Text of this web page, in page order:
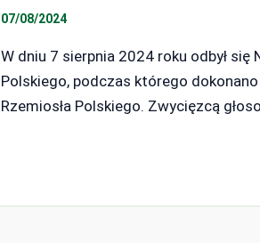
07/08/2024
W dniu 7 sierpnia 2024 roku odbył się
Polskiego, podczas którego
Rzemiosła Polskiego. Zwycięzcą